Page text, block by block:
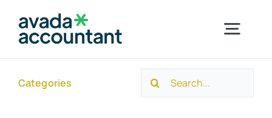
Home
Categories
Search